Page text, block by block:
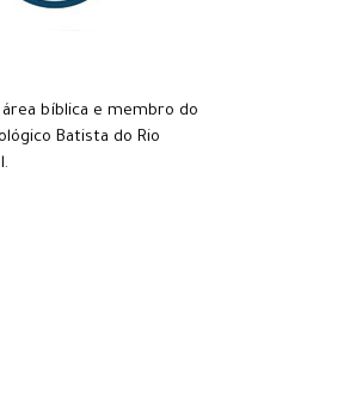
bíblica e membro do
Batista do Rio